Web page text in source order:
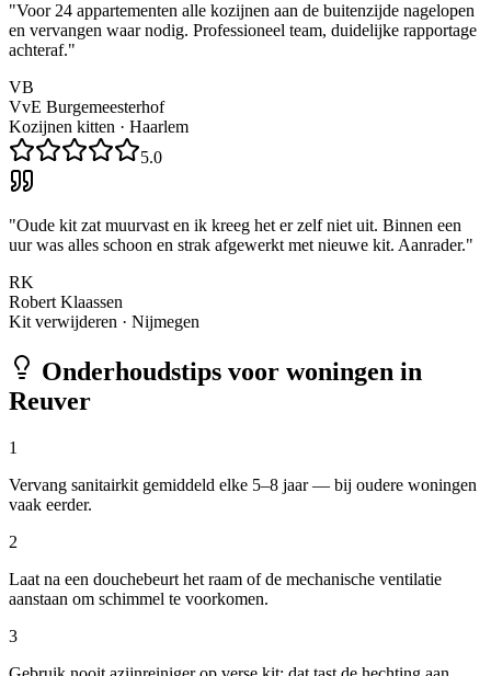
"Voor 24 appartementen alle kozijnen aan de buitenzijde nagelopen
en vervangen waar nodig. Professioneel team, duidelijke rapportage
achteraf."
VB
VvE Burgemeesterhof
Kozijnen kitten · Haarlem
5.0
"Oude kit zat muurvast en ik kreeg het er zelf niet uit. Binnen een
uur was alles schoon en strak afgewerkt met nieuwe kit. Aanrader."
RK
Robert Klaassen
Kit verwijderen · Nijmegen
Onderhoudstips voor woningen in
Reuver
1
Vervang sanitairkit gemiddeld elke 5–8 jaar — bij oudere woningen
vaak eerder.
2
Laat na een douchebeurt het raam of de mechanische ventilatie
aanstaan om schimmel te voorkomen.
3